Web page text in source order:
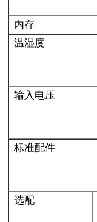
内存
温湿度
输入电压
标准配件
选配